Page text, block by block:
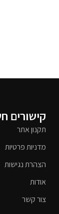
קישורים
תקנון אתר
מדניות פרטיות
הצהרת נגישות
אודות
צור קשר